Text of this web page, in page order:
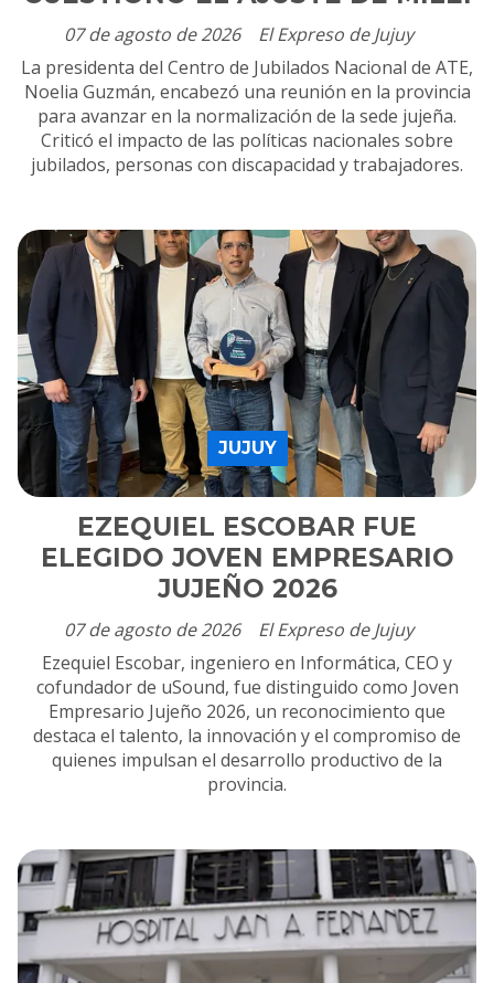
El Expreso de Jujuy
07 de agosto de 2026
La presidenta del Centro de Jubilados Nacional de ATE,
Noelia Guzmán, encabezó una reunión en la provincia
para avanzar en la normalización de la sede jujeña.
Criticó el impacto de las políticas nacionales sobre
jubilados, personas con discapacidad y trabajadores.
EZEQUIEL ESCOBAR FUE
ELEGIDO JOVEN EMPRESARIO
JUJEÑO 2026
El Expreso de Jujuy
JUJUY
07 de agosto de 2026
Ezequiel Escobar, ingeniero en Informática, CEO y
cofundador de uSound, fue distinguido como Joven
Empresario Jujeño 2026, un reconocimiento que
destaca el talento, la innovación y el compromiso de
quienes impulsan el desarrollo productivo de la
provincia.